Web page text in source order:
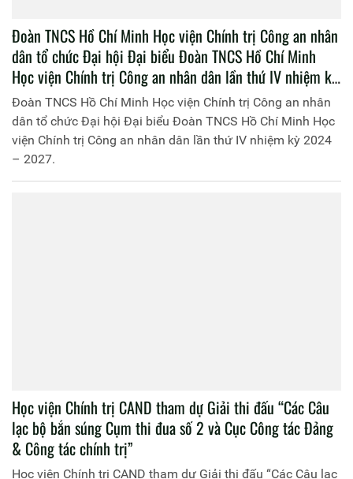
Đoàn TNCS Hồ Chí Minh Học viện Chính trị Công an nhân
dân tổ chức Đại hội Đại biểu Đoàn TNCS Hồ Chí Minh
Học viện Chính trị Công an nhân dân lần thứ IV nhiệm kỳ
2024 – 2027.
Đoàn TNCS Hồ Chí Minh Học viện Chính trị Công an nhân
dân tổ chức Đại hội Đại biểu Đoàn TNCS Hồ Chí Minh Học
viện Chính trị Công an nhân dân lần thứ IV nhiệm kỳ 2024
– 2027.
Học viện Chính trị CAND tham dự Giải thi đấu “Các Câu
lạc bộ bắn súng Cụm thi đua số 2 và Cục Công tác Đảng
& Công tác chính trị”
Học viện Chính trị CAND tham dự Giải thi đấu “Các Câu lạc